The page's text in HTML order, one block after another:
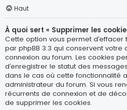
Haut
À quoi sert « Supprimer les
Cette option vous permet
par phpBB 3.3 qui conservent votre
connexion au forum. Les cookies
d’enregistrer le statut des
dans le cas où cette fonctionnalité
administrateur du forum. Si vous
récurrents de connexion et de
de supprimer les cookies.